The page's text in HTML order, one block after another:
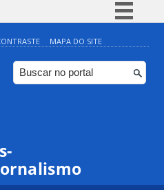
Simplifique!
Comunica BR
Participe
MAPA DO SITE